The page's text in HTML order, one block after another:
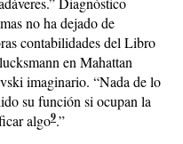
no ha dejado de
contabilidades del Libro
en Mahattan
imaginario. “Nada de lo
su función si ocupan la
algo9.”